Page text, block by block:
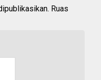
Ruas